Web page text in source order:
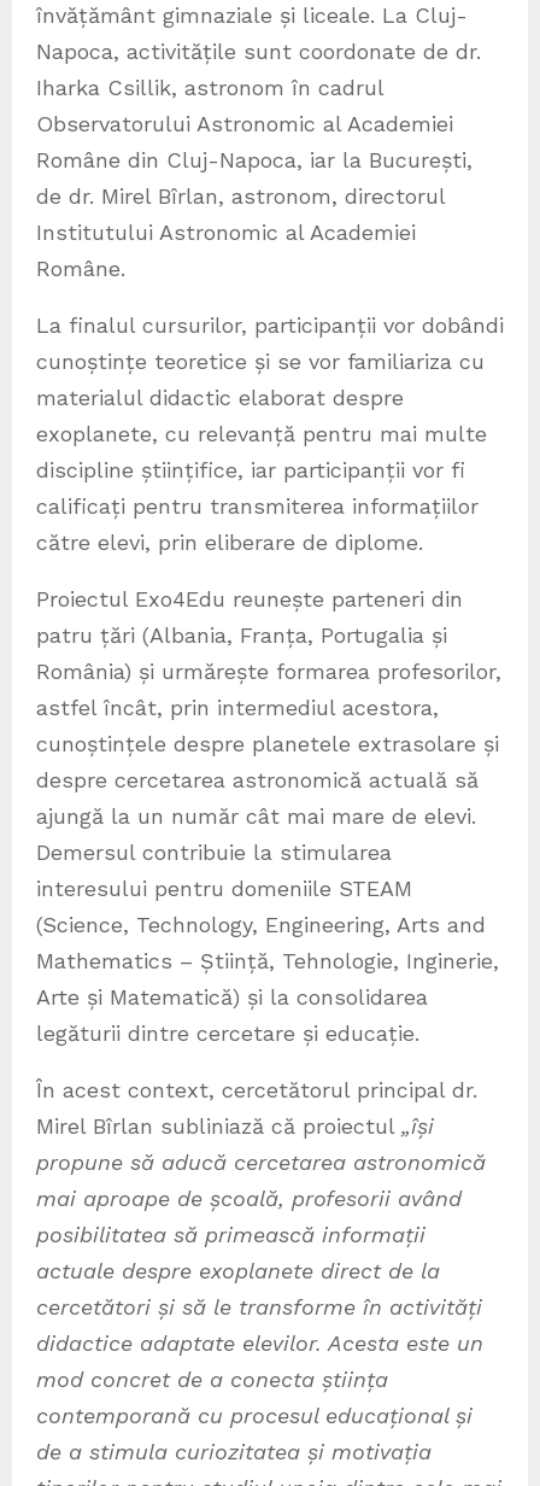
învățământ gimnaziale și liceale. La Cluj-
Napoca, activitățile sunt coordonate de dr.
Iharka Csillik, astronom în cadrul
Observatorului Astronomic al Academiei
Române din Cluj-Napoca, iar la București,
de dr. Mirel Bîrlan, astronom, directorul
Institutului Astronomic al Academiei
Române.
La finalul cursurilor, participanții vor dobândi
cunoștințe teoretice și se vor familiariza cu
materialul didactic elaborat despre
exoplanete, cu relevanță pentru mai multe
discipline științifice, iar participanții vor fi
calificați pentru transmiterea informațiilor
către elevi, prin eliberare de diplome.
Proiectul Exo4Edu reunește parteneri din
patru țări (Albania, Franța, Portugalia și
România) și urmărește formarea profesorilor,
astfel încât, prin intermediul acestora,
cunoștințele despre planetele extrasolare și
despre cercetarea astronomică actuală să
ajungă la un număr cât mai mare de elevi.
Demersul contribuie la stimularea
interesului pentru domeniile STEAM
(Science, Technology, Engineering, Arts and
Mathematics – Știință, Tehnologie, Inginerie,
Arte și Matematică) și la consolidarea
legăturii dintre cercetare și educație.
În acest context, cercetătorul principal dr.
Mirel Bîrlan subliniază că proiectul „își
propune să aducă cercetarea astronomică
mai aproape de școală, profesorii având
posibilitatea să primească informații
actuale despre exoplanete direct de la
cercetători și să le transforme în activități
didactice adaptate elevilor. Acesta este un
mod concret de a conecta știința
contemporană cu procesul educațional și
de a stimula curiozitatea și motivația